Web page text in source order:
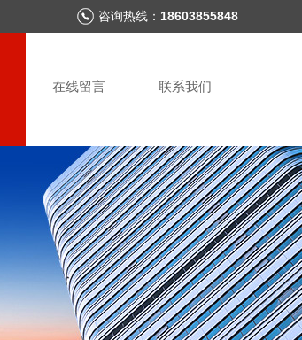
咨询热线： 18603855848
在线留言 联系我们